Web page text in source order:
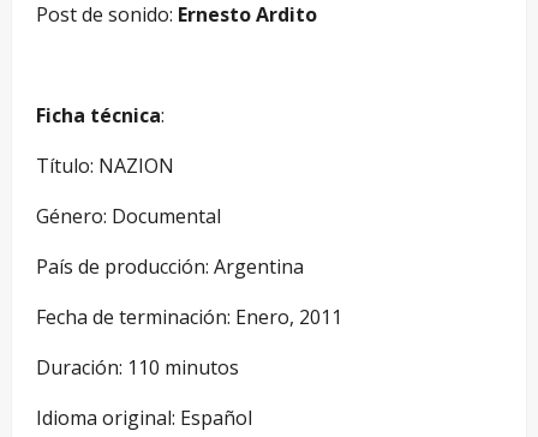
Post de sonido: Ernesto Ardito
Ficha técnica:
Título: NAZION
Género: Documental
País de producción: Argentina
Fecha de terminación: Enero, 2011
Duración: 110 minutos
Idioma original: Español